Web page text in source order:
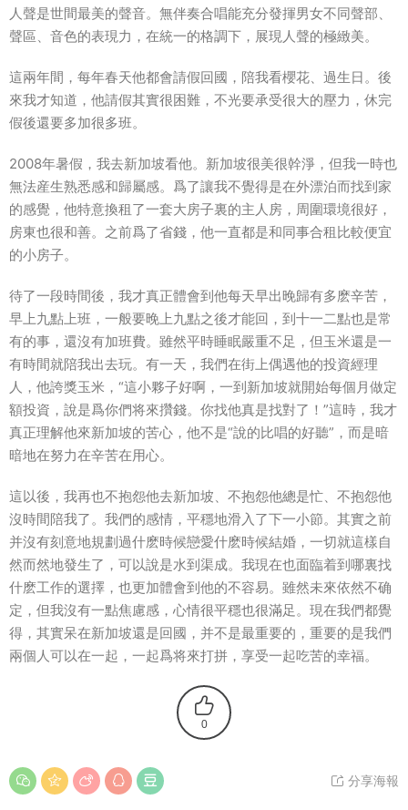
人聲是世間最美的聲音。無伴奏合唱能充分發揮男女不同聲部、
聲區、音色的表現力，在統一的格調下，展現人聲的極緻美。
這兩年間，每年春天他都會請假回國，陪我看櫻花、過生日。後
來我才知道，他請假其實很困難，不光要承受很大的壓力，休完
假後還要多加很多班。
2008年暑假，我去新加坡看他。新加坡很美很幹淨，但我一時也
無法産生熟悉感和歸屬感。爲了讓我不覺得是在外漂泊而找到家
的感覺，他特意換租了一套大房子裏的主人房，周圍環境很好，
房東也很和善。之前爲了省錢，他一直都是和同事合租比較便宜
的小房子。
待了一段時間後，我才真正體會到他每天早出晚歸有多麽辛苦，
早上九點上班，一般要晚上九點之後才能回，到十一二點也是常
有的事，還沒有加班費。雖然平時睡眠嚴重不足，但玉米還是一
有時間就陪我出去玩。有一天，我們在街上偶遇他的投資經理
人，他誇獎玉米，“這小夥子好啊，一到新加坡就開始每個月做定
額投資，說是爲你們将來攢錢。你找他真是找對了！”這時，我才
真正理解他來新加坡的苦心，他不是“說的比唱的好聽”，而是暗
暗地在努力在辛苦在用心。
這以後，我再也不抱怨他去新加坡、不抱怨他總是忙、不抱怨他
沒時間陪我了。我們的感情，平穩地滑入了下一小節。其實之前
并沒有刻意地規劃過什麽時候戀愛什麽時候結婚，一切就這樣自
然而然地發生了，可以說是水到渠成。我現在也面臨着到哪裏找
什麽工作的選擇，也更加體會到他的不容易。雖然未來依然不确
定，但我沒有一點焦慮感， 心情很平穩也很滿足。現在我們都覺
得，其實呆在新加坡還是回國，并不是最重要的，重要的是我們
兩個人可以在一起，一起爲将來打拼，享受一起吃苦的幸福。
0
分享海報